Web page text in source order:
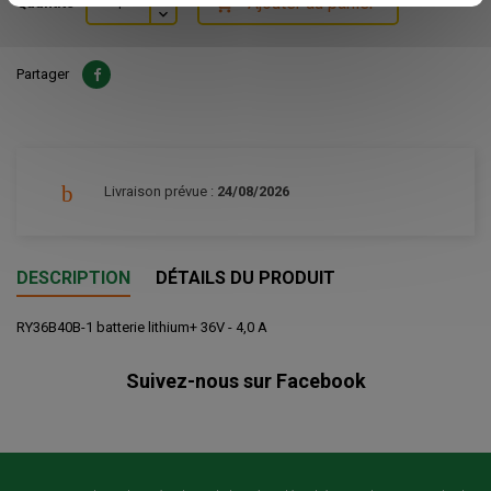

Partager
Livraison prévue : 24/08/2026
DESCRIPTION DÉTAILS DU PRODUIT
RY36B40B-1 batterie lithium+ 36V - 4,0 A
Suivez-nous sur Facebook